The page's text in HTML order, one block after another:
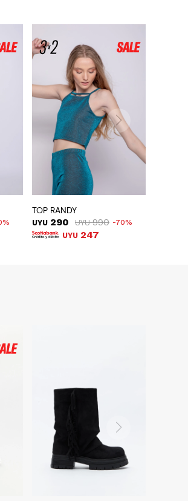
TOP RANDY
UYU 290 UYU 990 70
UYU 247